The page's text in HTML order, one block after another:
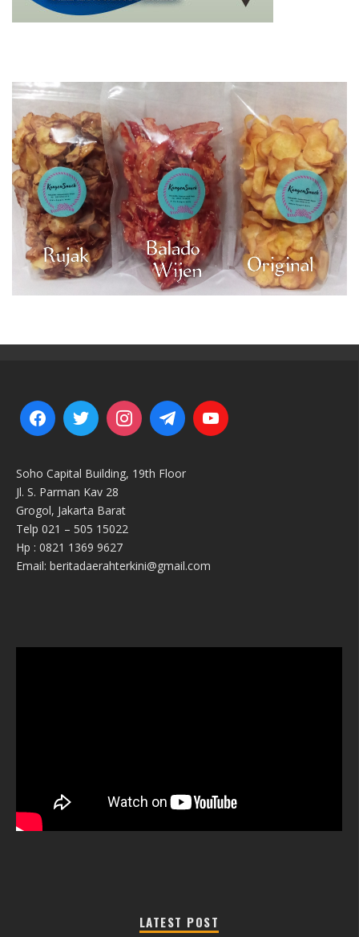
Soho Capital Building, 19th Floor
Jl. S. Parman Kav 28
Grogol, Jakarta Barat
Telp 021 – 505 15022
Hp : 0821 1369 9627
Email: beritadaerahterkini@gmail.com
LATEST POST